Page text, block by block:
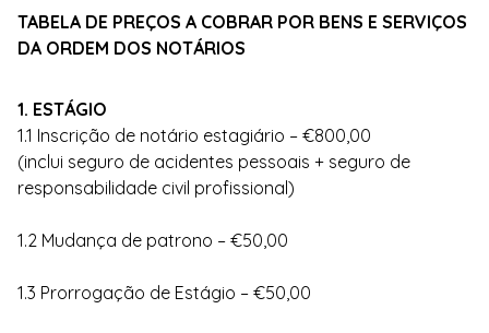
TABELA DE PREÇOS A COBRAR POR BENS E SERVIÇOS
DA ORDEM DOS NOTÁRIOS
1. ESTÁGIO
1.1 Inscrição de notário estagiário – €800,00
(inclui seguro de acidentes pessoais + seguro de
responsabilidade civil profissional)
1.2 Mudança de patrono – €50,00
1.3 Prorrogação de Estágio – €50,00